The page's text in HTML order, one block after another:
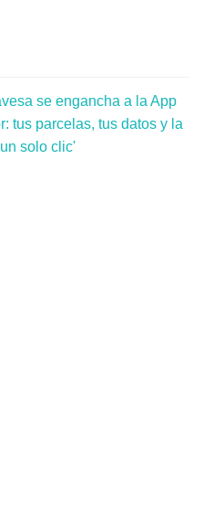
se engancha a la App
tus parcelas, tus datos y la
solo clic'